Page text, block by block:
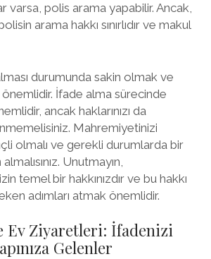
varsa, polis arama yapabilir. Ancak,
arama hakkı sınırlıdır ve makul
durumunda sakin olmak ve
önemlidir. İfade alma sürecinde
ancak haklarınızı da
Mahremiyetinizi
olmalı ve gerekli durumlarda bir
Unutmayın,
temel bir hakkınızdır ve bu hakkı
adımları atmak önemlidir.
Ev Ziyaretleri: İfadenizi
Gelenler